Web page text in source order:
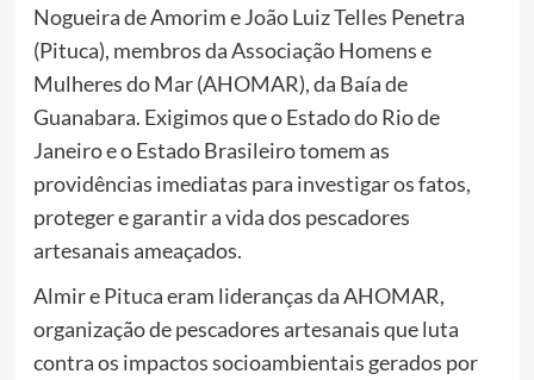
Nogueira de Amorim e João Luiz Telles Penetra
(Pituca), membros da Associação Homens e
Mulheres do Mar (AHOMAR), da Baía de
Guanabara. Exigimos que o Estado do Rio de
Janeiro e o Estado Brasileiro tomem as
providências imediatas para investigar os fatos,
proteger e garantir a vida dos pescadores
artesanais ameaçados.
Almir e Pituca eram lideranças da AHOMAR,
organização de pescadores artesanais que luta
contra os impactos socioambientais gerados por